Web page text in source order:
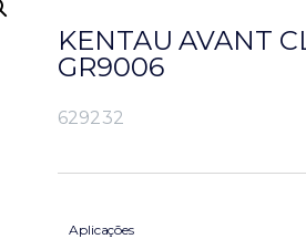
KENTAU AVANT
GR9006
629232
Aplicações